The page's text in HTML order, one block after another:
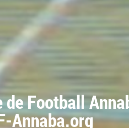
de Football
Annaba.org